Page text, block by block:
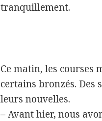
tranquillement.
Ce matin, les courses
certains bronzés. Des
leurs nouvelles.
– Avant hier, nous